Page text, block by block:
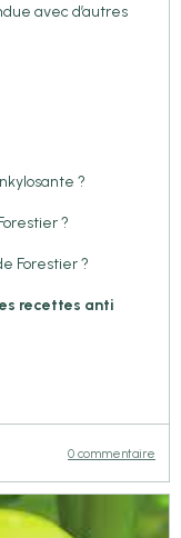
avec d’autres
?
?
Forestier ?
recettes anti
0 commentaire